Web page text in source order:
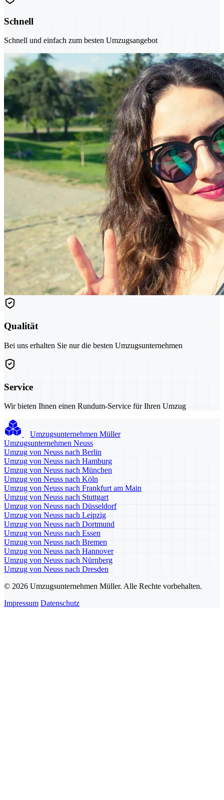
Schnell
Schnell und einfach zum besten Umzugsangebot
Qualität
Bei uns erhalten Sie nur die besten Umzugsunternehmen
Service
Wir bieten Ihnen einen Rundum-Service für Ihren Umzug
Umzugsunternehmen Müller
Umzugsunternehmen Neuss
Umzug von Neuss nach Berlin
Umzug von Neuss nach Hamburg
Umzug von Neuss nach München
Umzug von Neuss nach Köln
Umzug von Neuss nach Frankfurt am Main
Umzug von Neuss nach Stuttgart
Umzug von Neuss nach Düsseldorf
Umzug von Neuss nach Leipzig
Umzug von Neuss nach Dortmund
Umzug von Neuss nach Essen
Umzug von Neuss nach Bremen
Umzug von Neuss nach Hannover
Umzug von Neuss nach Nürnberg
Umzug von Neuss nach Dresden
© 2026 Umzugsunternehmen Müller. Alle Rechte vorbehalten.
Impressum Datenschutz